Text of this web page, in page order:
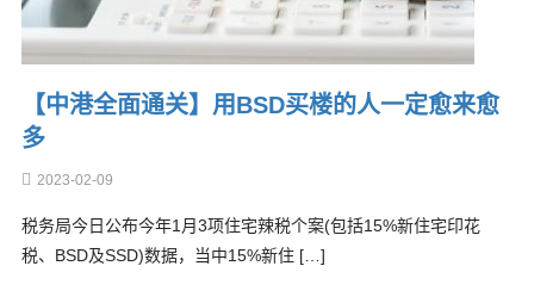
【中港全面通关】用BSD买楼的人一定愈来愈
多
2023-02-09
税务局今日公布今年1月3项住宅辣税个案(包括15%新住宅印花
税、BSD及SSD)数据，当中15%新住 […]